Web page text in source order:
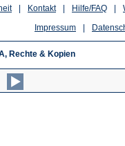
Hilfe/FAQ
Kontakt
Impressum
Rechte & Kopien